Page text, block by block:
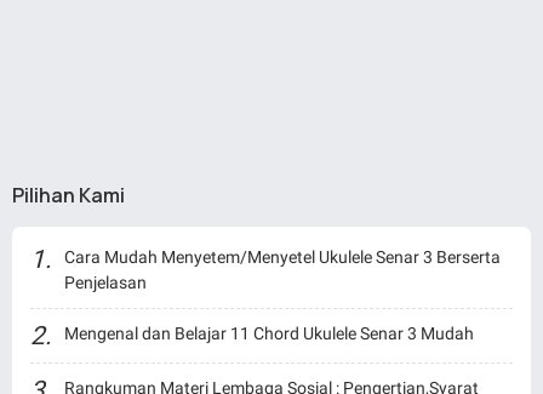
Pilihan Kami
Cara Mudah Menyetem/Menyetel Ukulele Senar 3 Berserta
Penjelasan
Mengenal dan Belajar 11 Chord Ukulele Senar 3 Mudah
Rangkuman Materi Lembaga Sosial : Pengertian,Syarat